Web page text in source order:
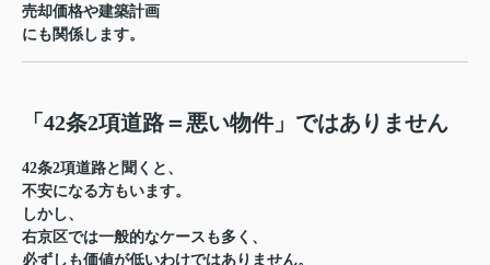
売却価格や建築計画
にも関係します。
「42条2項道路＝悪い物件」ではありません
42条2項道路と聞くと、
不安になる方もいます。
しかし、
右京区では一般的なケースも多く、
必ずしも価値が低いわけではありません。